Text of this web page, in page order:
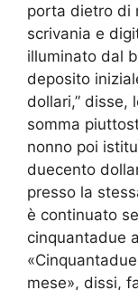
porta dietro di
scrivania e
illuminato dal
deposito
dollari,” disse,
somma
nonno poi
duecento
presso la
è continuato
cinquantadue
mese», dissi,